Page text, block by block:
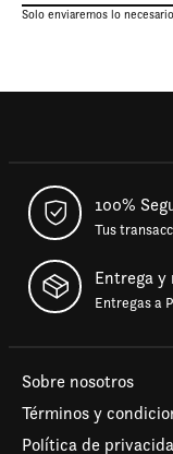
Solo enviaremos lo necesario
100%
Tus
Entrega y
Entregas a
Sobre nosotros
Términos y
Política de